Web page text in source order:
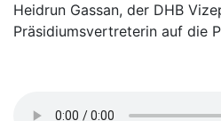
Heidrun Gassan, der DHB
Präsidiumsvertreterin auf die